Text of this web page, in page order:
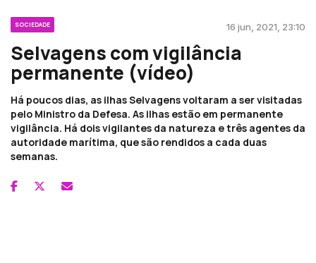
SOCIEDADE 16 jun, 2021, 23:10
Selvagens com vigilância
permanente (vídeo)
Há poucos dias, as ilhas Selvagens voltaram a ser visitadas
pelo Ministro da Defesa. As ilhas estão em permanente
vigilância. Há dois vigilantes da natureza e três agentes da
autoridade marítima, que são rendidos a cada duas
semanas.